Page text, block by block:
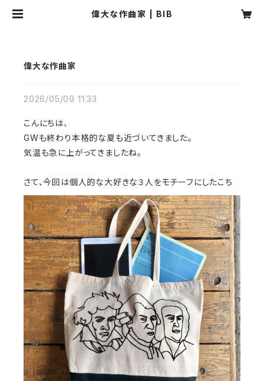
偉大な作曲家 | BIB
偉大な作曲家
2026/05/09 11:33
こんにちは、
GWも終わり本格的な夏も近づいてきました。
気温も急に上がってきましたね。
さて、今回は個人的な大好きな３人をモチーフにしたこち